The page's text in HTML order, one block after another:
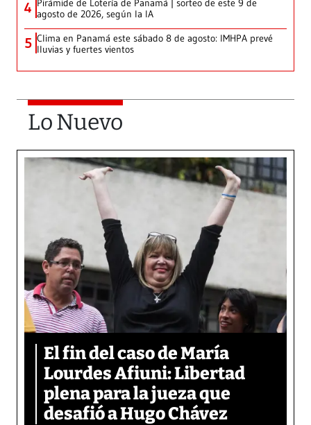
4 Pirámide de Lotería de Panamá | sorteo de este 9 de
agosto de 2026, según la IA
5 Clima en Panamá este sábado 8 de agosto: IMHPA prevé
lluvias y fuertes vientos
Lo Nuevo
El fin del caso de María
Lourdes Afiuni: Libertad
plena para la jueza que
desafió a Hugo Chávez